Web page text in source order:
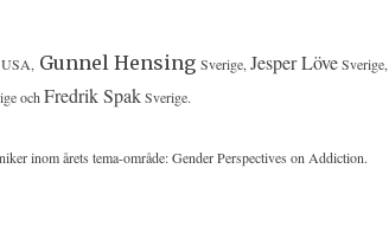
USA, Gunnel Hensing Sverige,Jesper LöveSverige,
ochFredrik SpakSverige.
inom årets tema-område: Gender Perspectives on Addiction.